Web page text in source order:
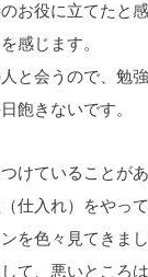
お役に立てたと
感じます。
と会うので、勉
飽きないです。
けていることが
仕入れ）をやっ
を色々見てきま
て、悪いところ